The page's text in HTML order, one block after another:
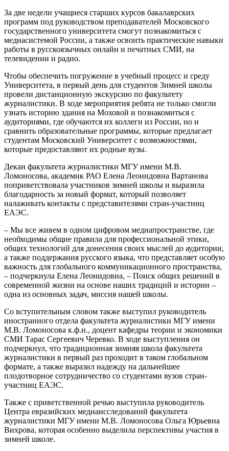
За две недели учащиеся старших курсов бакалаврских
программ под руководством преподавателей Московского
государственного университета смогут познакомиться с
медиасистемой России, а также освоить практические навыки
работы в русскоязычных онлайн и печатных СМИ, на
телевидении и радио.
Чтобы обеспечить погружение в учебный процесс и среду
Университета, в первый день для студентов Зимней школы
провели дистанционную экскурсию по факультету
журналистики. В ходе мероприятия ребята не только смогли
узнать историю здания на Моховой и познакомиться с
аудиториями, где обучаются их коллеги из России, но и
сравнить образовательные программы, которые предлагает
студентам Московский Университет с возможностями,
которые предоставляют их родные вузы.
Декан факультета журналистики МГУ имени М.В.
Ломоносова, академик РАО Елена Леонидовна Вартанова
поприветствовала участников зимней школы и выразила
благодарность за новый формат, который позволяет
налаживать контакты с представителями стран-участниц
ЕАЭС.
– Мы все живем в одном цифровом медиапространстве, где
необходимы общие правила для профессиональной этики,
общих технологий для донесения своих мыслей до аудитории,
а также поддержания русского языка, что представляет особую
важность для глобального коммуникационного пространства,
– подчеркнула Елена Леонидовна, – Поиск общих решений в
современной жизни на основе наших традиций и истории –
одна из основных задач, миссия нашей школы.
Со вступительным словом также выступил руководитель
иностранного отдела факультета журналистики МГУ имени
М.В. Ломоносова к.ф.н., доцент кафедры теории и экономики
СМИ Тарас Сергеевич Черевко. В ходе выступления он
подчеркнул, что традиционная зимняя школа факультета
журналистики в первый раз проходит в таком глобальном
формате, а также выразил надежду на дальнейшее
плодотворное сотрудничество со студентами вузов стран-
участниц ЕАЭС.
Также с приветственной речью выступила руководитель
Центра евразийских медиаисследований факультета
журналистики МГУ имени М.В. Ломоносова Ольга Юрьевна
Вихрова, которая особенно выделила перспективы участия в
зимней школе.